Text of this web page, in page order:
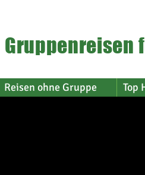
Gruppenreisen
Reisen ohne Gruppe Top